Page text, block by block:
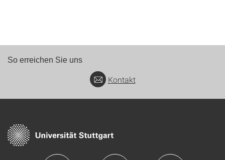
So erreichen Sie uns
Kontakt